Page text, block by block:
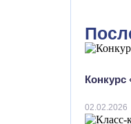
Конкурс
02.02.2026